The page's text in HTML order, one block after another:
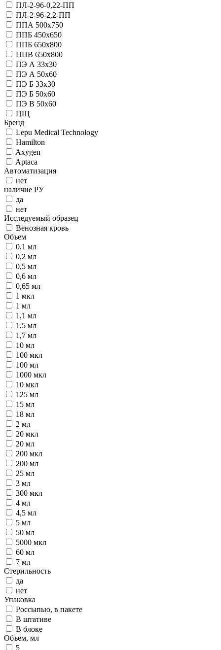
ПЛ-2-96-0,22-ПП
ПЛ-2-96-2,2-ПП
ППА 500х750
ППБ 450х650
ППБ 650х800
ППВ 650х800
ПЭ А 33х30
ПЭ А 50х60
ПЭ Б 33х30
ПЭ Б 50х60
ПЭ В 50х60
ЦЩ
Бренд
Lepu Medical Technology
Hamilton
Axygen
Aptaca
Автоматизация
нет
наличие РУ
да
нет
Исследуемый образец
Венозная кровь
Объем
0,1 мл
0,2 мл
0,5 мл
0,6 мл
0,65 мл
1 мкл
1 мл
1,1 мл
1,5 мл
1,7 мл
10 мл
100 мкл
100 мл
1000 мкл
10 мкл
125 мл
15 мл
18 мл
2 мл
20 мкл
20 мл
200 мкл
200 мл
25 мл
3 мл
300 мкл
4 мл
4,5 мл
5 мл
50 мл
5000 мкл
60 мл
7 мл
Стерильность
да
нет
Упаковка
Россыпью, в пакете
В штативе
В блоке
Объем, мл
5